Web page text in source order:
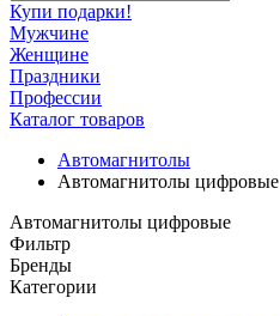
Купи подарки!
Мужчине
Женщине
Праздники
Профессии
Каталог товаров
Автомагнитолы
Автомагнитолы цифровые
Автомагнитолы цифровые
Фильтр
Бренды
Категории